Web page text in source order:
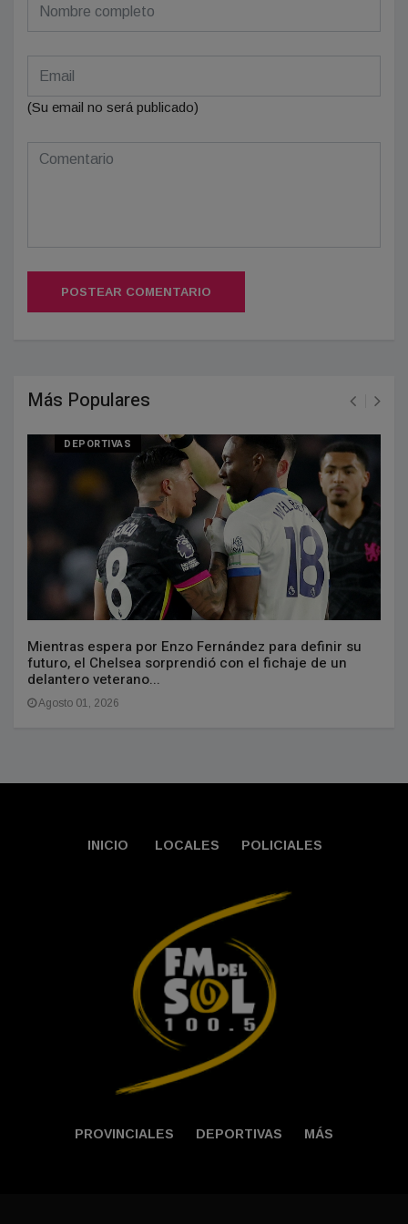
(Su email no será publicado)
POSTEAR COMENTARIO
Más Populares
DEPORTIVAS
Mientras espera por Enzo Fernández para definir su
futuro, el Chelsea sorprendió con el fichaje de un
delantero veterano...
Agosto 01, 2026
INICIO LOCALES POLICIALES
PROVINCIALES DEPORTIVAS MÁS